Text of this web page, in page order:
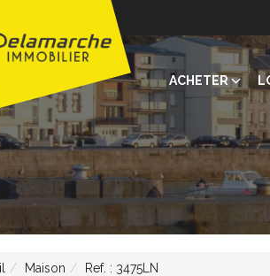
ACHETER
Maison Ref. : 3475LN